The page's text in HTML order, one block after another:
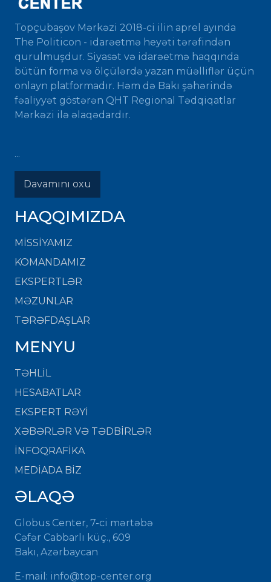
Topçubaşov Mərkəzi 2018-ci ilin aprel ayında
The Politicon - idarəetmə heyəti tərəfindən
qurulmuşdur. Siyasət və idarəetmə haqqında
bütün forma və ölçülərdə yazan müəlliflər üçün
onlayn platformadır. Həm də Bakı şəhərində
fəaliyyət göstərən QHT Regional Tədqiqatlar
Mərkəzi ilə əlaqədardır.
...
Davamını oxu
HAQQIMIZDA
MISSIYAMIZ
KOMANDAMIZ
EKSPERTLƏR
MƏZUNLAR
TƏRƏFDAŞLAR
MENYU
TƏHLİL
HESABATLAR
EKSPERT RƏYİ
XƏBƏRLƏR VƏ TƏDBİRLƏR
İNFOQRAFİKA
MEDİADA BİZ
ƏLAQƏ
Globus Center, 7-ci mərtəbə
Cəfər Cabbarlı küç., 609
Bakı, Azərbaycan
E-mail: info@top-center.org